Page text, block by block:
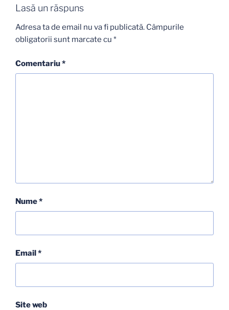
Lasă un răspuns
Adresa ta de email nu va fi publicată. Câmpurile
obligatorii sunt marcate cu *
Comentariu*
Nume*
Email*
Site web